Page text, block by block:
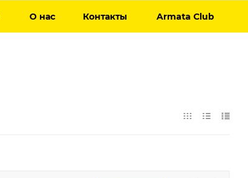
О нас Контакты Armata Club